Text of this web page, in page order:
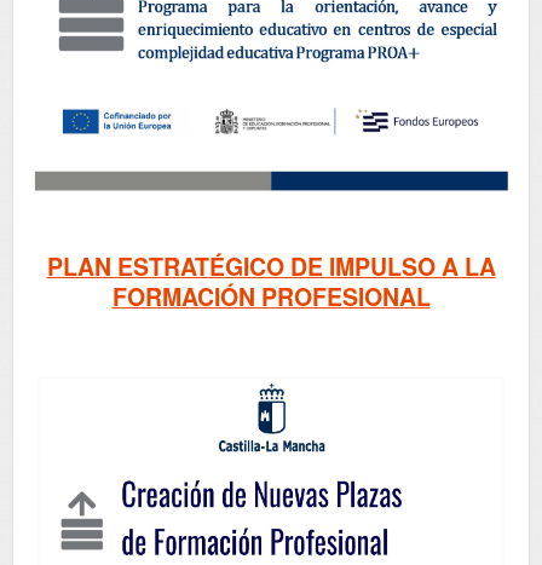
PLAN ESTRATÉGICO DE IMPULSO A LA
FORMACIÓN PROFESIONAL